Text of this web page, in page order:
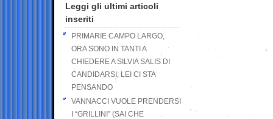
Leggi gli ultimi articoli
inseriti
PRIMARIE CAMPO LARGO,
ORA SONO IN TANTI A
CHIEDERE A SILVIA SALIS DI
CANDIDARSI: LEI CI STA
PENSANDO
VANNACCI VUOLE PRENDERSI
I “GRILLINI” (SAI CHE